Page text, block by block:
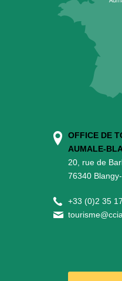
OFFICE DE
AUMALE-
20, rue de
76340
+33 (0)2 35